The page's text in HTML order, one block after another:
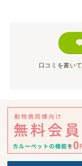
口コミを書いて